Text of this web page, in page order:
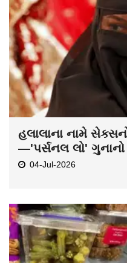
હલાલાના નામે
—'પર્સનલ લો'
04-Jul-2026